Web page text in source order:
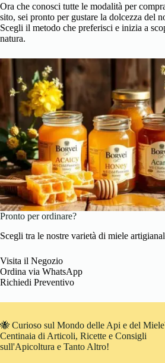
Ora che conosci tutte le modalità per
sito, sei pronto per gustare la dolcezza del
Scegli il metodo che preferisci e inizia a
natura.
Pronto per ordinare?
Scegli tra le nostre varietà di miele
Visita il Negozio
Ordina via WhatsApp
Richiedi Preventivo
🐝 Curioso sul Mondo delle Api e del
Centinaia di Articoli, Ricette e Consigli
sull'Apicoltura e Tanto Altro!